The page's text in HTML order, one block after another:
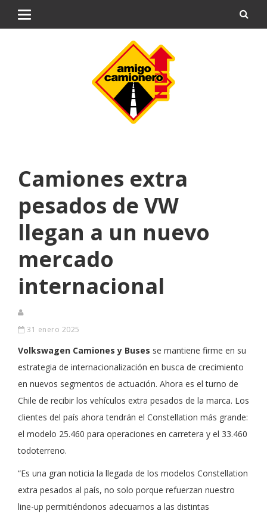
Camiones extra
pesados de VW
llegan a un nuevo
mercado
internacional
31 enero 2025
Volkswagen Camiones y Buses se mantiene firme en su
estrategia de internacionalización en busca de crecimiento
en nuevos segmentos de actuación. Ahora es el turno de
Chile de recibir los vehículos extra pesados de la marca. Los
clientes del país ahora tendrán el Constellation más grande:
el modelo 25.460 para operaciones en carretera y el 33.460
todoterreno.
“Es una gran noticia la llegada de los modelos Constellation
extra pesados al país, no solo porque refuerzan nuestro
line-up permitiéndonos adecuarnos a las distintas